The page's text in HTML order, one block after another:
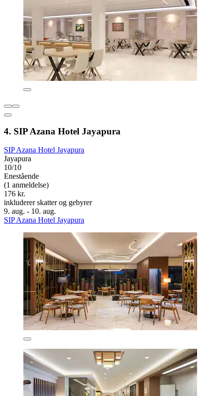
4. SIP Azana Hotel Jayapura
SIP Azana Hotel Jayapura
Jayapura
10/10
Enestående
(1 anmeldelse)
176 kr.
inkluderer skatter og gebyrer
9. aug. - 10. aug.
SIP Azana Hotel Jayapura